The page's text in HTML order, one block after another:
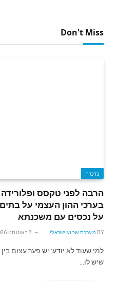
Don't Miss
כלכלה
הרבה לפני טקסס
על נכסים עם משכנתא
BY מערכת שבוע ישראלי 7 באוגוסט 2026
למי שעוד לא יודע: יש פער עצום
שיש לו…